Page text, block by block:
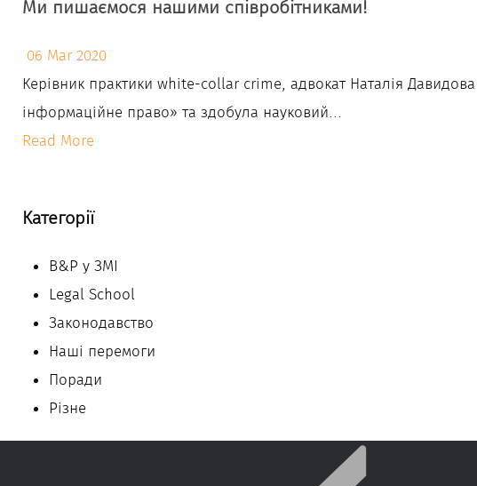
Ми пишаємося нашими співробітниками!
06 Mar 2020
Керівник практики white-collar crime, адвокат Наталія
інформаційне право» та здобула науковий...
Read More
Категорії
B&P у ЗМІ
Legal School
Законодавство
Наші перемоги
Поради
Різне